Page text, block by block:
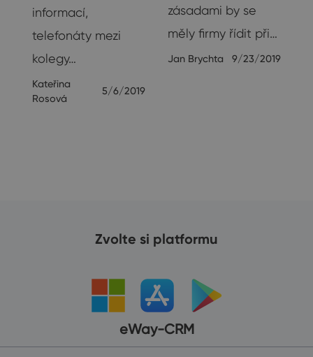
informací,
telefonáty mezi
kolegy…
Kateřina
Rosová
5/6/2019
zásadami by se
měly firmy řídit při…
Jan Brychta 9/23/2019
Zvolte si platformu
eWay-CRM